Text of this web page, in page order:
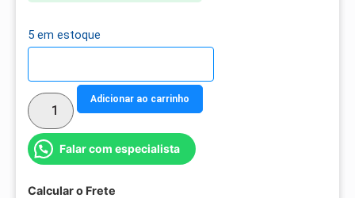
5 em estoque
Adicionar ao carrinho
Falar com especialista
Calcular o Frete